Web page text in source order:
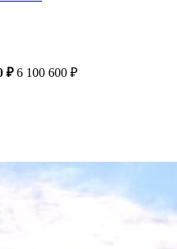
₽ 6 100 600 ₽